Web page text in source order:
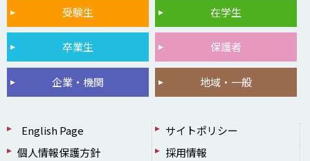
受験生 在学生
卒業生 保護者
企業・機関 地域・一般
English Page
サイトポリシー
個人情報保護方針
採用情報